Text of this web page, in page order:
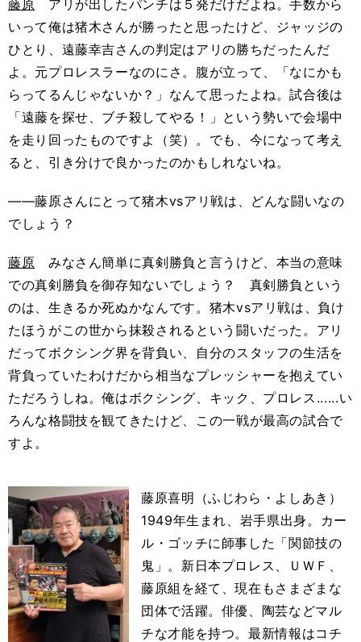
藤原 アリが出したパンチは５発だけだよね。手数から
いって俺は猪木さんが勝ったと思ったけど、ジャッジの
ひとり、遠藤幸吉さんの判定はアリの勝ちだったんだ
よ。元プロレスラーなのにさ。腹が立って、「なにかも
らってるんじゃないか？」なんて思ったよね。試合後は
「遠藤を探せ、ブチ殺してやる！」という勢いで会場中
を走り回ったものですよ（笑）。でも、今になって考え
ると、引き分けで良かったのかもしれないね。
――藤原さんにとって猪木vsアリ戦は、どんな闘いなの
でしょう？
藤原 みなさん簡単に真剣勝負と言うけど、本当の意味
での真剣勝負を御存知ないでしょう？ 真剣勝負という
のは、生きるか死ぬかなんです。猪木vsアリ戦は、負け
たほうがこの世から抹殺されるという闘いだった。アリ
だってボクシング界を背負い、自分のスタッフの生活を
背負っていたわけだから相当なプレッシャーを抱えてい
ただろうしね。俺はボクシング、キック、プロレス......い
ろんな格闘技を観てきたけど、この一戦が最高の試合で
すよ。
藤原喜明（ふじわら・よしあき）
1949年生まれ、岩手県出身。カー
ル・ゴッチに師事した「関節技の
鬼」。新日本プロレス、ＵＷＦ、
藤原組を経て、現在もさまざまな
団体で活躍。俳優、陶芸などマル
チな才能を持つ。最新情報はコチ